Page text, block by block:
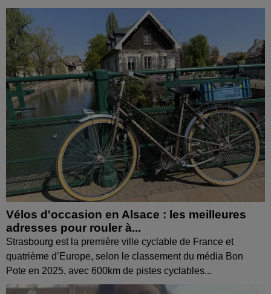
Vélos d'occasion en Alsace : les meilleures
adresses pour rouler à...
Strasbourg est la première ville cyclable de France et
quatrième d’Europe, selon le classement du média Bon
Pote en 2025, avec 600km de pistes cyclables...